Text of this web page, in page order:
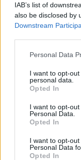
IAB’s list of
also be disclosed by
Downstream
Please note that
not limited to your
grant or deny
use your data for
consent section.
Personal Data
I want to opt-
personal data.
Opted In
I want to opt-
Personal Data.
Opted In
I want to opt-
Personal Data
Opted In
Kövess
Facebookon is!